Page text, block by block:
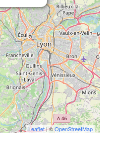
Leaflet| ©OpenStreetMap